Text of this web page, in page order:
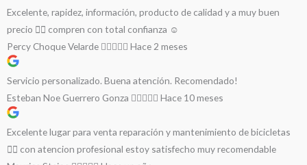
Excelente, rapidez, información, producto de calidad y a muy buen
precio 👌🏻 compren con total confianza ☺️
Percy Choque Velarde
Hace 2 meses
Servicio personalizado. Buena atención. Recomendado!
Esteban Noe Guerrero Gonza
Hace 10 meses
Excelente lugar para venta reparación y mantenimiento de bicicletas
🚵‍♀️ con atencion profesional estoy satisfecho muy recomendable